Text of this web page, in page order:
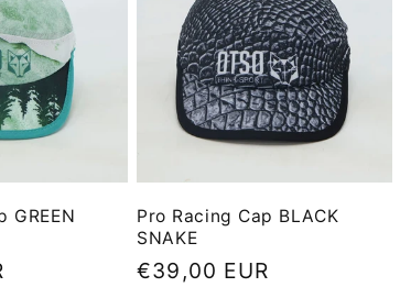
GREEN
Pro Racing Cap BLACK
SNAKE
Precio
€39,00 EUR